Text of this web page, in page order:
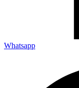
Whatsapp